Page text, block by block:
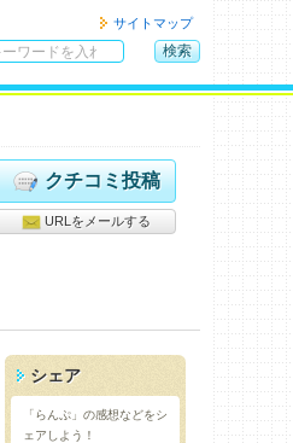
サイトマップ
検索
クチコミ投稿
URLをメールする
シェア
「らんぷ」の感想などをシ
ェアしよう！